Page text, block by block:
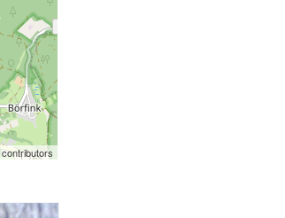
contributors